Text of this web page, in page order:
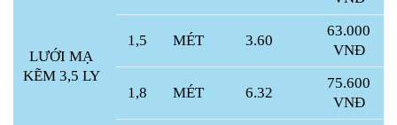
LƯỚI MẠ
KẼM 3,5 LY
1,5 MÉT 3.60
63.000
VNĐ
1,8 MÉT 6.32
75.600
VNĐ